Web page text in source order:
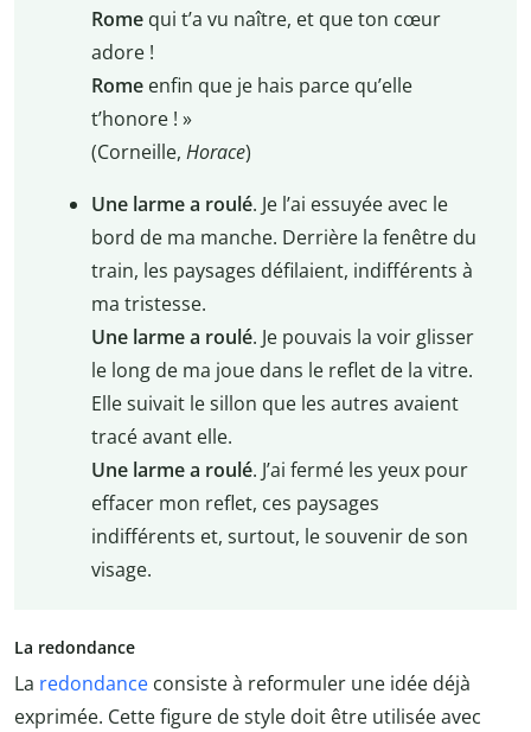
Romequi t’a vu naître, et que ton cœur
adore !
Romeenfin que je hais parce qu’elle
t’honore ! »
(Corneille, Horace)
Une larme a roulé. Je l’ai essuyée avec le
bord de ma manche. Derrière la fenêtre du
train, les paysages défilaient, indifférents à
ma tristesse.
Une larme a roulé. Je pouvais la voir glisser
le long de ma joue dans le reflet de la vitre.
Elle suivait le sillon que les autres avaient
tracé avant elle.
Une larme a roulé. J’ai fermé les yeux pour
effacer mon reflet, ces paysages
indifférents et, surtout, le souvenir de son
visage.
La redondance
La redondance consiste à reformuler une idée déjà
exprimée. Cette figure de style doit être utilisée avec